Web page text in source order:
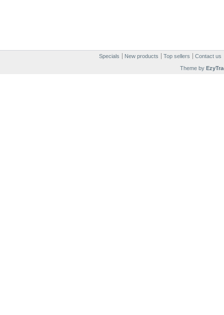
Specials New products Top sellers
Contact us
Theme by